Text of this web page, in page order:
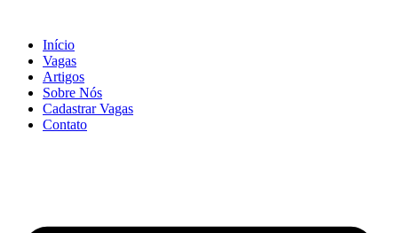
Início
Vagas
Artigos
Sobre Nós
Cadastrar Vagas
Contato